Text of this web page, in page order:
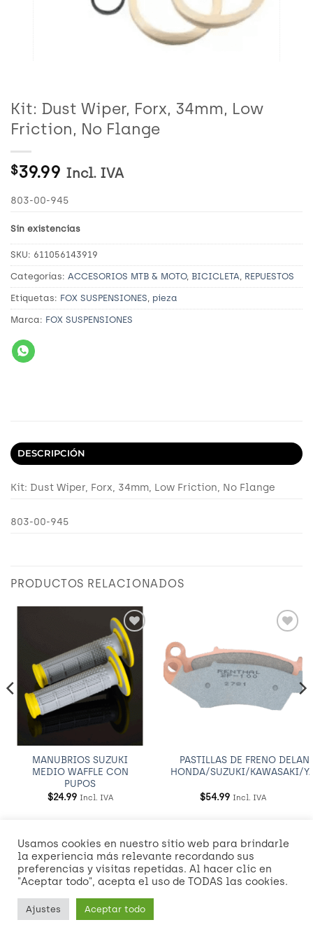
Kit: Dust Wiper, Forx, 34mm, Low
Friction, No Flange
$39.99 Incl. IVA
803-00-945
Sin existencias
SKU: 611056143919
Categorías: ACCESORIOS MTB & MOTO, BICICLETA REPUESTOS
Etiquetas: FOX SUSPENSIONES pieza
Marca: FOX SUSPENSIONES
DESCRIPCIÓN
Kit: Dust Wiper, Forx, 34mm, Low Friction, No Flange
803-00-945
PRODUCTOS RELACIONADOS
Añadir
a
Wishlist
MANUBRIOS SUZUKI
MEDIO WAFFLE CON
PUPOS
$24.99 Incl. IVA
Wishlist
PASTILLAS DE FRENO
HONDA/SUZUKI/KAWASAKI/
$54.99 Incl. IVA
Visa MasterCardAmerican
Express
Credit
Card
2
Dinners
Club
Discover
Visa
NOSOTROS POLÍTICAS DE ENVÍO Y ENTREGA
Copyright 2026 ©
Usamos cookies en nuestro sitio web para brindarle
la experiencia más relevante recordando sus
preferencias y visitas repetidas. Al hacer clic en
"Aceptar todo", acepta el uso de TODAS las cookies.
Ajustes Aceptar todo